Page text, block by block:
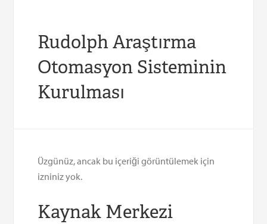
Rudolph Araştırma
Otomasyon Sisteminin
Kurulması
Üzgünüz, ancak bu içeriği görüntülemek için
izniniz yok.
Kaynak Merkezi